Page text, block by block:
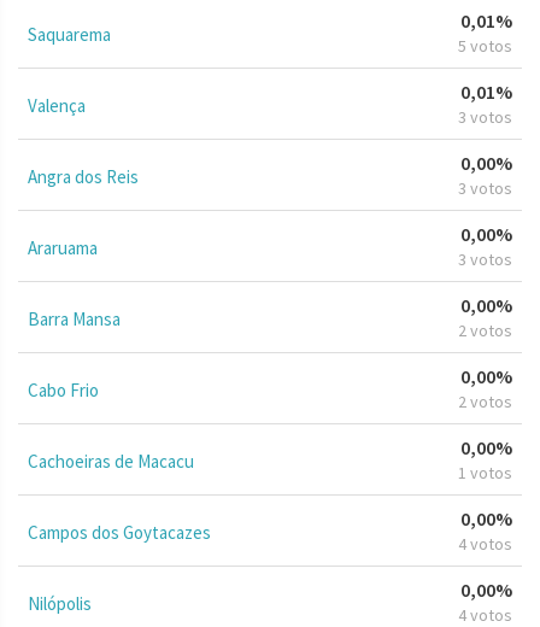
Saquarema
0,01%
5 votos
Valença
0,01%
3 votos
Angra dos Reis
0,00%
3 votos
Araruama
0,00%
3 votos
Barra Mansa
0,00%
2 votos
Cabo Frio
0,00%
2 votos
Cachoeiras de Macacu
0,00%
1 votos
Campos dos Goytacazes
0,00%
4 votos
Nilópolis
0,00%
4 votos